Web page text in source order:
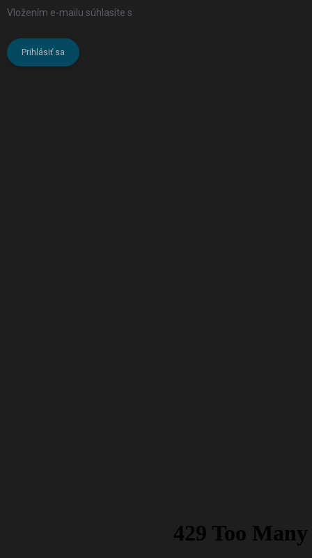
Vložením e-mailu súhlasíte s
Prihlásiť sa